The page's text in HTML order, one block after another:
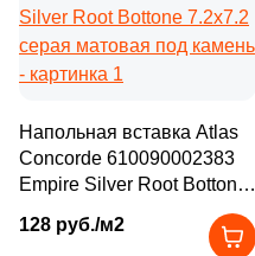
Напольная вставка Atlas
Concorde 610090002383
Empire Silver Root Bottone
7.2x7.2 серая матовая под
камень
128 руб./м2